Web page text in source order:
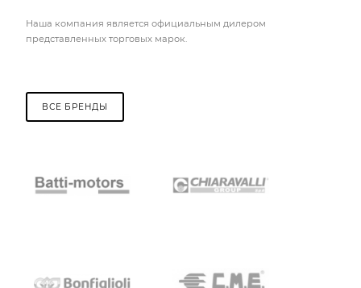
Наша компания является официальным дилером
представленных торговых марок.
ВСЕ БРЕНДЫ